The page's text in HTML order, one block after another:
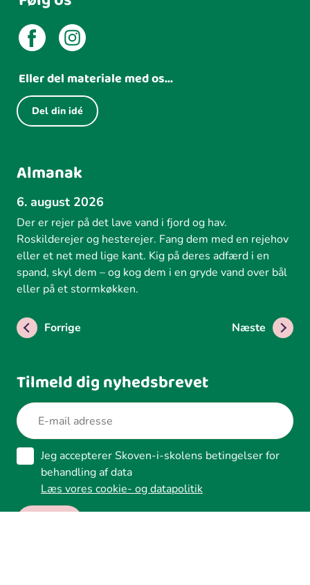
Eller del materiale med os...
Del din idé
Almanak
6. august 2026
Der er rejer på det lave vand i fjord og hav.
Roskilderejer og hesterejer. Fang dem med en rejehov
eller et net med lige kant. Kig på deres adfærd i en
spand, skyl dem – og kog dem i en gryde vand over bål
eller på et stormkøkken.
Forrige Næste
Tilmeld dig nyhedsbrevet
Jeg accepterer Skoven-i-skolens betingelser for
behandling af data
Læs vores cookie- og datapolitik